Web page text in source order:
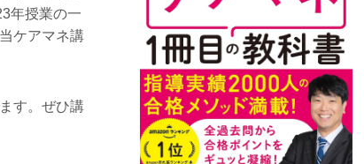
年授業の一
ケアマネ講
す。ぜひ講